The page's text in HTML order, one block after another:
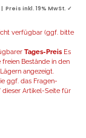
inkl. 19% MwSt. ✓
verfügbar (ggf. bitte
Tages-Preis Es
Bestände in den
angezeigt.
ggf. das Fragen-
dieser Artikel-Seite für